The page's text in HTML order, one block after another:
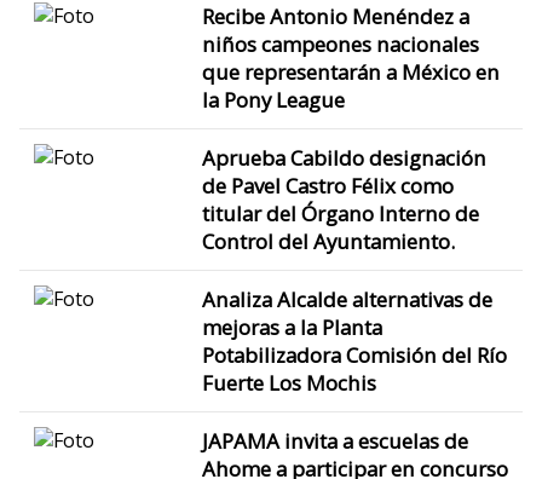
Recibe Antonio Menéndez a
niños campeones nacionales
que representarán a México en
la Pony League
Aprueba Cabildo designación
de Pavel Castro Félix como
titular del Órgano Interno de
Control del Ayuntamiento.
Analiza Alcalde alternativas de
mejoras a la Planta
Potabilizadora Comisión del Río
Fuerte Los Mochis
JAPAMA invita a escuelas de
Ahome a participar en concurso